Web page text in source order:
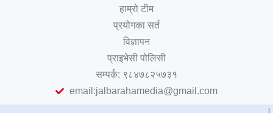
हाम्रो टीम
प्रयोगका सर्त
विज्ञापन
प्राइभेसी पोलिसी
सम्पर्क: ९८४७८२५७३१
email:jalbarahamedia@gmail.com